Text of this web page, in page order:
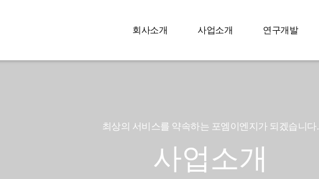
회사소개 사업소개 연구개발
최상의 서비스를 약속하는 포엠이엔지가 되겠습니다.
사업소개